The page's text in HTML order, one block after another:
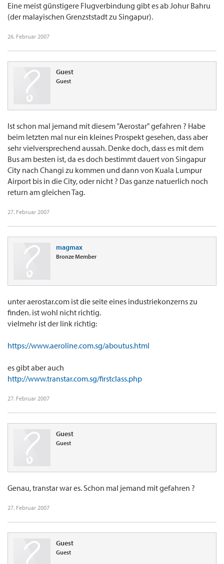
Eine meist günstigere Flugverbindung gibt es ab Johur Bahru
(der malayischen Grenzststadt zu Singapur).
26. Februar 2007
Guest
Guest
Ist schon mal jemand mit diesem "Aerostar" gefahren ? Habe
beim letzten mal nur ein kleines Prospekt gesehen, dass aber
sehr vielversprechend aussah. Denke doch, dass es mit dem
Bus am besten ist, da es doch bestimmt dauert von Singapur
City nach Changi zu kommen und dann von Kuala Lumpur
Airport bis in die City, oder nicht ? Das ganze natuerlich noch
return am gleichen Tag.
27. Februar 2007
magmax
Bronze Member
unter aerostar.com ist die seite eines industriekonzerns zu
finden. ist wohl nicht richtig.
vielmehr ist der link richtig:
https://www.aeroline.com.sg/aboutus.html
es gibt aber auch
http://www.transtar.com.sg/firstclass.php
27. Februar 2007
Guest
Guest
Genau, transtar war es. Schon mal jemand mit gefahren ?
27. Februar 2007
Guest
Guest